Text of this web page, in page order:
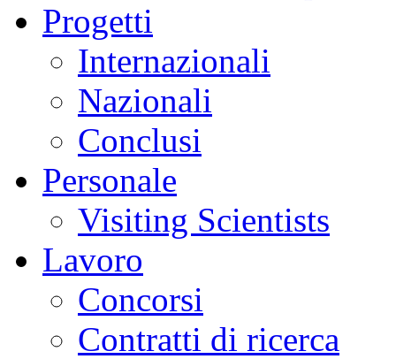
Progetti
Internazionali
Nazionali
Conclusi
Personale
Visiting Scientists
Lavoro
Concorsi
Contratti di ricerca